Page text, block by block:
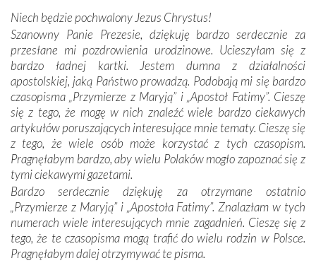
mieliśmy okazję przekonać się, że Maryja swoją opieką
otacza nie tylko nasz naród, lecz wszystkie nacje, które
się Jej ufnie oddają, a także każdą osobę, która zawierza
Jej siebie oraz swych bliskich.
Dzieje Portugalii to również historia wierności Bogu i
odstępstw, także w życiu władców. Trudne momenty w
wymiarze tak osobistym, jak i zbiorowym, przypominają o
konieczności ciągłego zabiegania o własną duszę i o łaskę
Opatrzności. Wierność przynosi pomyślność –
przynajmniej w życiu duchowym. Odstępstwo owocuje
nieszczęściem i śmiercią. Te uniwersalne prawdy
przychodziły na myśl, gdy słuchaliśmy opowieści
przewodników o portugalskich monarchach i wodzach,
zwycięskich bitwach i nieszczęśliwych losach grzesznych
kochanków.
Niech będzie pochwalony Jezus Chrystus!
Szanowny Panie Prezesie, dziękuję bardzo serdecznie za
przesłane mi pozdrowienia urodzinowe. Ucieszyłam się z
bardzo ładnej kartki. Jestem dumna z działalności
apostolskiej, jaką Państwo prowadzą. Podobają mi się bardzo
czasopisma „Przymierze z Maryją” i „Apostoł Fatimy”. Cieszę
się z tego, że mogę w nich znaleźć wiele bardzo ciekawych
artykułów poruszających interesujące mnie tematy. Cieszę się
z tego, że wiele osób może korzystać z tych czasopism.
Pragnęłabym bardzo, aby wielu Polaków mogło zapoznać się z
tymi ciekawymi gazetami.
Bardzo serdecznie dziękuję za otrzymane ostatnio
„Przymierze z Maryją” i „Apostoła Fatimy”. Znalazłam w tych
numerach wiele interesujących mnie zagadnień. Cieszę się z
tego, że te czasopisma mogą trafić do wielu rodzin w Polsce.
Pragnęłabym dalej otrzymywać te pisma.